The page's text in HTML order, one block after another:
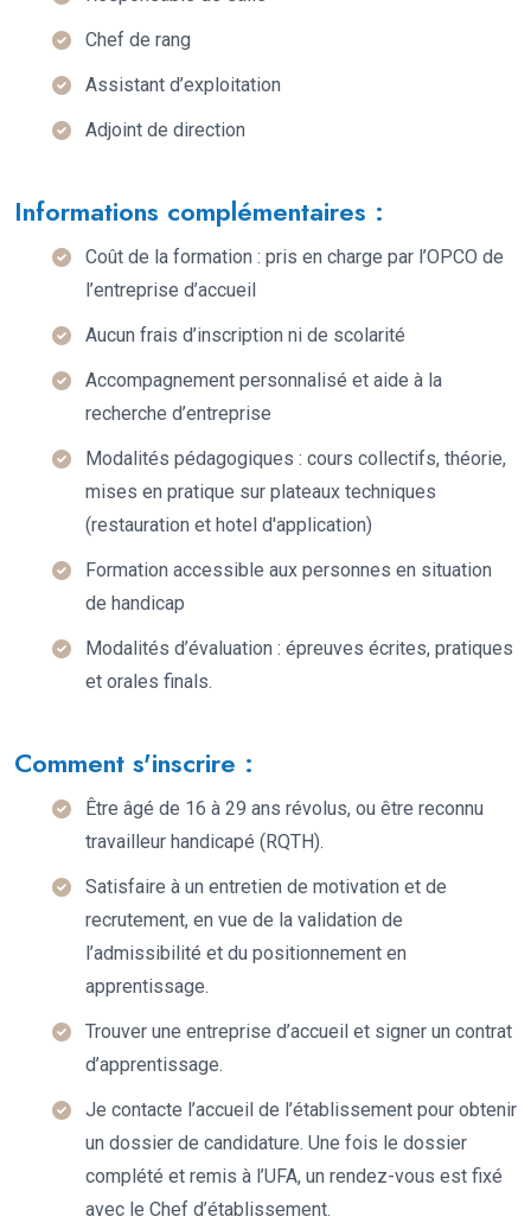
Chef de rang
Assistant d’exploitation
Adjoint de direction
Informations complémentaires :
Coût de la formation : pris en charge par l’OPCO de
l’entreprise d’accueil
Aucun frais d’inscription ni de scolarité
Accompagnement personnalisé et aide à la
recherche d’entreprise
Modalités pédagogiques : cours collectifs, théorie,
mises en pratique sur plateaux techniques
(restauration et hotel d'application)
Formation accessible aux personnes en situation
de handicap
Modalités d’évaluation : épreuves écrites, pratiques
et orales finals.
Comment s'inscrire :
Être âgé de 16 à 29 ans révolus, ou être reconnu
travailleur handicapé (RQTH).
Satisfaire à un entretien de motivation et de
recrutement, en vue de la validation de
l’admissibilité et du positionnement en
apprentissage.
Trouver une entreprise d’accueil et signer un contrat
d’apprentissage.
Je contacte l’accueil de l’établissement pour obtenir
un dossier de candidature. Une fois le dossier
complété et remis à l’UFA, un rendez-vous est fixé
avec le Chef d’établissement.